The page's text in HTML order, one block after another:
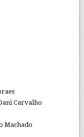
Carvalho
Machado